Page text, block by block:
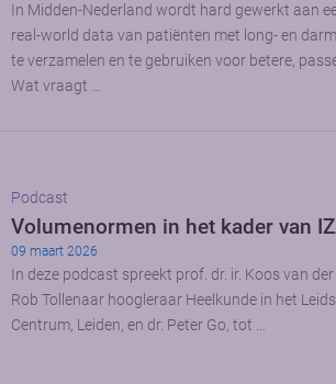
In Midden-Nederland wordt hard gewerkt aan
real-world data van patiënten met long- en
te verzamelen en te gebruiken voor betere,
Wat vraagt …
Podcast
Volumenormen in het kader van
09 maart 2026
In deze podcast spreekt prof. dr. ir. Koos van
Rob Tollenaar hoogleraar Heelkunde in het
Centrum, Leiden, en dr. Peter Go, tot …